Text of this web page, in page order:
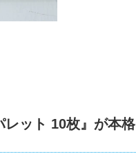
レット 10枚』が本格